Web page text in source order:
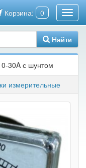
Корзина: 0
Найти
30A с шунтом
измерительные